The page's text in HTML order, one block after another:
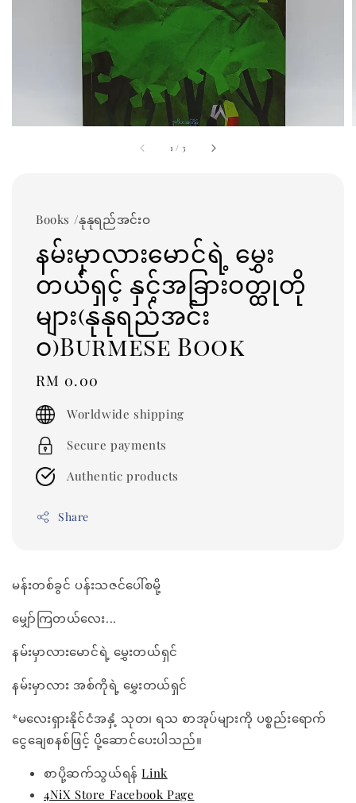
1 / 3
Books /နုနုရည်အင်းဝ
နမ်းမှာလားမောင်ရဲ့ မွှေး
တယ်ရှင့် နှင့်အခြားဝတ္ထုတို
များ(နုနုရည်အင်း
ဝ)Burmese Book
Regular
price
RM 0.00
Worldwide shipping
Secure payments
Authentic products
Share
မန်းတစ်ခွင် ပန်းသဇင်ပေါ်စမို့
မျှော်ကြတယ်လေး...
နမ်းမှာလားမောင်ရဲ့ မွှေးတယ်ရှင်
နမ်းမှာလား အစ်ကိုရဲ့ မွှေးတယ်ရှင်
*မလေးရှားနိုင်ငံအနှံ့ သုတ၊ ရသ စာအုပ်များကို ပစ္စည်းရောက်
ငွေချေစနစ်ဖြင့် ပို့ဆောင်ပေးပါသည်။
စာပို့ဆက်သွယ်ရန်Link
4NiX Store Facebook Page